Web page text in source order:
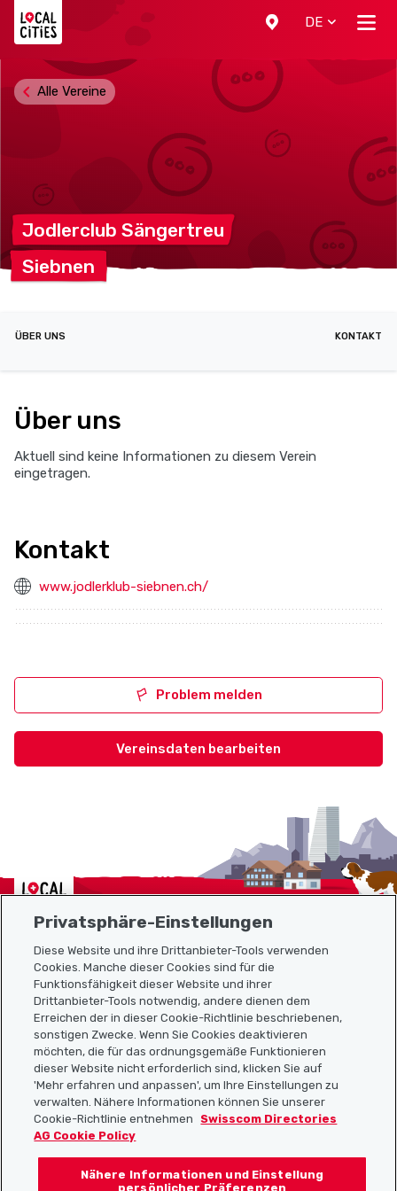
DE
Jodlerclub Sängertreu
Siebnen
Alle Vereine
ÜBER UNS KONTAKT
Über uns
Aktuell sind keine Informationen zu diesem Verein
eingetragen.
Kontakt
www.jodlerklub-siebnen.ch/
Problem melden
Vereinsdaten bearbeiten
Localcities
Sitemap
Nützliche Links
Localcities App herunterladen
Folgt uns auf:
Privatsphäre-Einstellungen
Diese Website und ihre Drittanbieter-Tools verwenden
Cookies. Manche dieser Cookies sind für die
Funktionsfähigkeit dieser Website und ihrer
Drittanbieter-Tools notwendig, andere dienen dem
Erreichen der in dieser Cookie-Richtlinie beschriebenen,
sonstigen Zwecke. Wenn Sie Cookies deaktivieren
möchten, die für das ordnungsgemäße Funktionieren
dieser Website nicht erforderlich sind, klicken Sie auf
'Mehr erfahren und anpassen', um Ihre Einstellungen zu
verwalten. Nähere Informationen können Sie unserer
Cookie-Richtlinie entnehmen
Swisscom Directories
AG Cookie Policy
Nähere Informationen und Einstellung
persönlicher Präferenzen